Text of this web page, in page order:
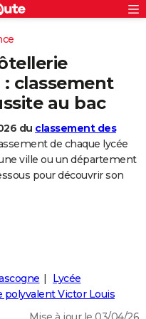
classement
au bac
du classement des
de chaque lycée
ville ou un département
pour découvrir son
Lycée
polyvalent Victor Louis